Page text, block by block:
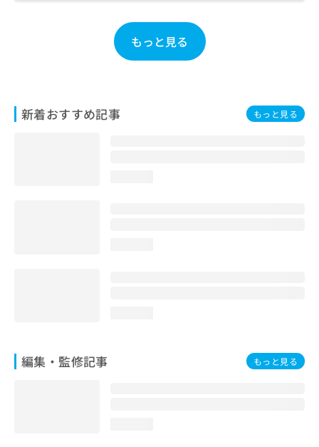
もっと見る
新着おすすめ記事 もっと見る
編集・監修記事 もっと見る
こ
ち